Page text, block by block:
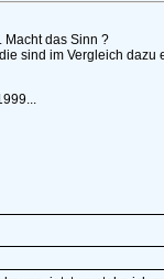
Macht das Sinn ?
sind im Vergleich dazu